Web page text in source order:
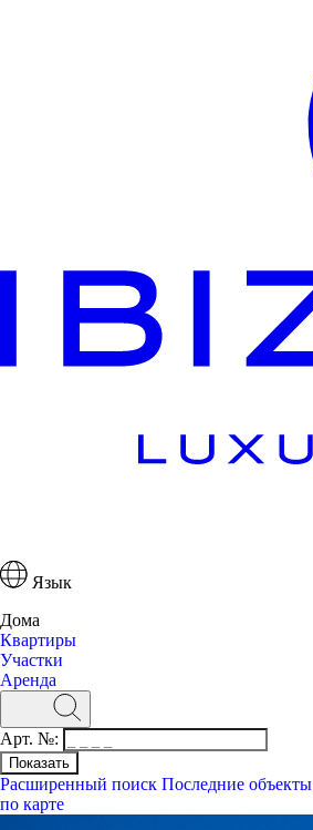
Язык
Дома
Квартиры
Участки
Аренда
Арт. №:
Расширенный поиск Последние объекты
по карте